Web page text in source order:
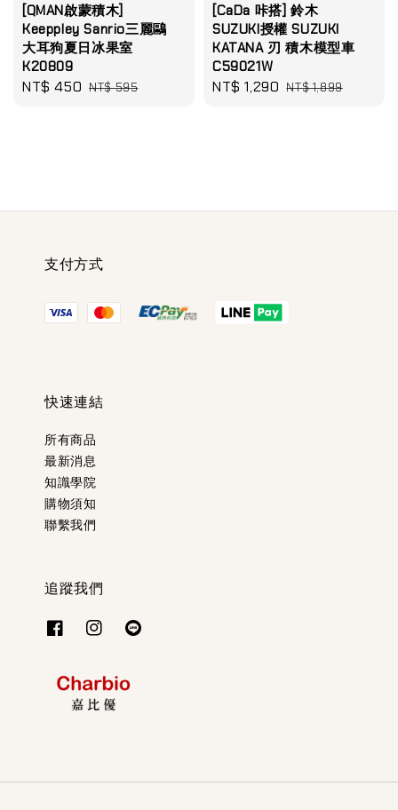
[QMAN啟蒙積木]
Keeppley Sanrio三麗鷗
大耳狗夏日冰果室
K20809
Sale
NT$ 450 Regular
NT$ 595
[CaDa 咔搭] 鈴木
SUZUKI授權 SUZUKI
KATANA 刃 積木模型車
C59021W
Sale
NT$ 1,290 Regular
NT$ 1,899
支付方式
快速連結
所有商品
最新消息
知識學院
購物須知
聯繫我們
追蹤我們